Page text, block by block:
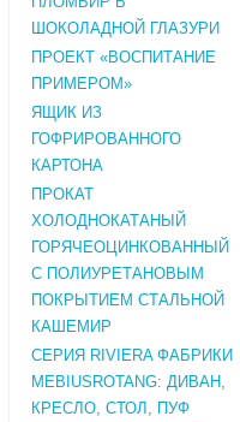
ШОКОЛАДНОЙ ГЛАЗУРИ
ПРОЕКТ «ВОСПИТАНИЕ
ПРИМЕРОМ»
ЯЩИК ИЗ
ГОФРИРОВАННОГО
КАРТОНА
ПРОКАТ
ХОЛОДНОКАТАНЫЙ
ГОРЯЧЕОЦИНКОВАННЫЙ
С ПОЛИУРЕТАНОВЫМ
ПОКРЫТИЕМ СТАЛЬНОЙ
КАШЕМИР
СЕРИЯ RIVIERA ФАБРИКИ
MEBIUSROTANG: ДИВАН,
КРЕСЛО, СТОЛ, ПУФ